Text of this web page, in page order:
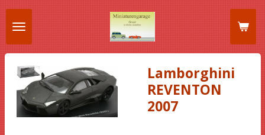
Ga
direct
naar
de
hoofdinhoud
Lamborghini
REVENTON
2007